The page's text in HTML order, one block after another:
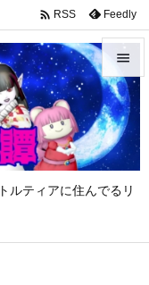
ルティアに住んでるリ


メニュ

サイド

 RSS Feedly